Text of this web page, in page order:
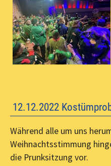
12.12.2022
Während alle um uns
Weihnachtsstimmung
die Prunksitzung vor.